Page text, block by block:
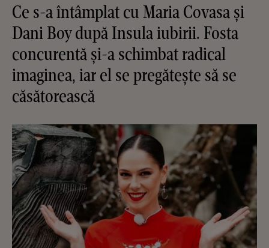
Ce s-a întâmplat cu Maria Covasa și
Dani Boy după Insula iubirii. Fosta
concurentă și-a schimbat radical
imaginea, iar el se pregătește să se
căsătorească